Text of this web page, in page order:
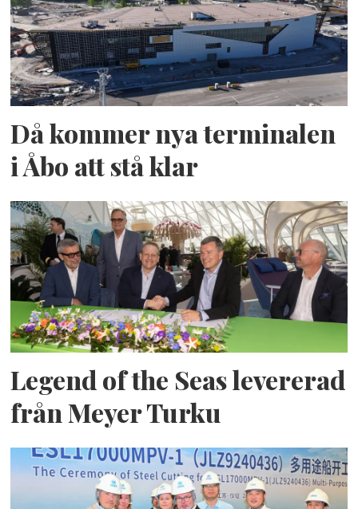
Då kommer nya terminalen
i Åbo att stå klar
Legend of the Seas levererad
från Meyer Turku